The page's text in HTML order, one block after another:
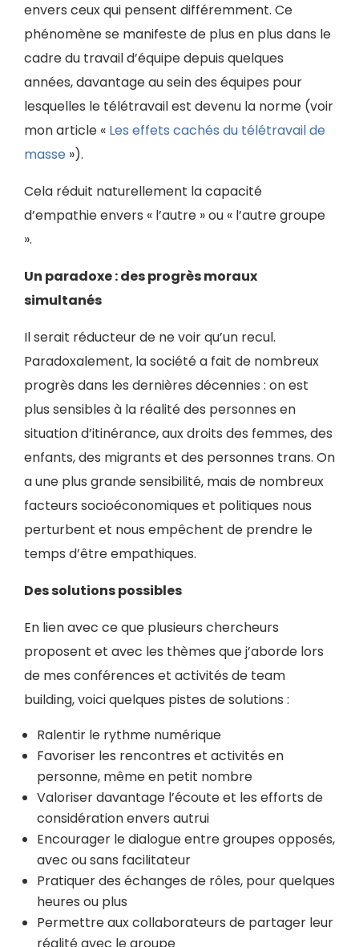
envers ceux qui pensent différemment. Ce
phénomène se manifeste de plus en plus dans le
cadre du travail d’équipe depuis quelques
années, davantage au sein des équipes pour
lesquelles le télétravail est devenu la norme (voir
mon article « Les effets cachés du télétravail de
masse »).
Cela réduit naturellement la capacité
d’empathie envers « l’autre » ou « l’autre groupe
».
Un paradoxe : des progrès moraux
simultanés
Il serait réducteur de ne voir qu’un recul.
Paradoxalement, la société a fait de nombreux
progrès dans les dernières décennies : on est
plus sensibles à la réalité des personnes en
situation d’itinérance, aux droits des femmes, des
enfants, des migrants et des personnes trans. On
a une plus grande sensibilité, mais de nombreux
facteurs socioéconomiques et politiques nous
perturbent et nous empêchent de prendre le
temps d’être empathiques.
Des solutions possibles
En lien avec ce que plusieurs chercheurs
proposent et avec les thèmes que j’aborde lors
de mes conférences et activités de team
building, voici quelques pistes de solutions :
Ralentir le rythme numérique
Favoriser les rencontres et activités en
personne, même en petit nombre
Valoriser davantage l’écoute et les efforts de
considération envers autrui
Encourager le dialogue entre groupes opposés,
avec ou sans facilitateur
Pratiquer des échanges de rôles, pour quelques
heures ou plus
Permettre aux collaborateurs de partager leur